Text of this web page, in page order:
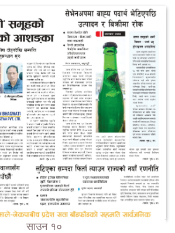
साउन १०